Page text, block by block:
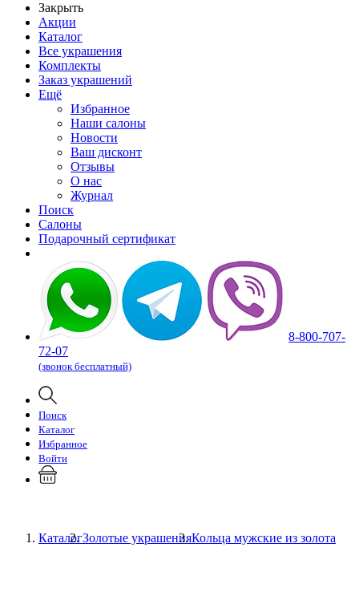
Закрыть
Акции
Каталог
Все украшения
Комплекты
Заказ украшений
Ещё
Избранное
Наши салоны
Новости
Ваш дисконт
Отзывы
О нас
Журнал
Поиск
Салоны
Подарочный сертификат
8-800-707-
72-07
(звонок бесплатный)
Поиск
Каталог
Избранное
Войти
КаталогЗолотые украшенияКольца мужские из золота